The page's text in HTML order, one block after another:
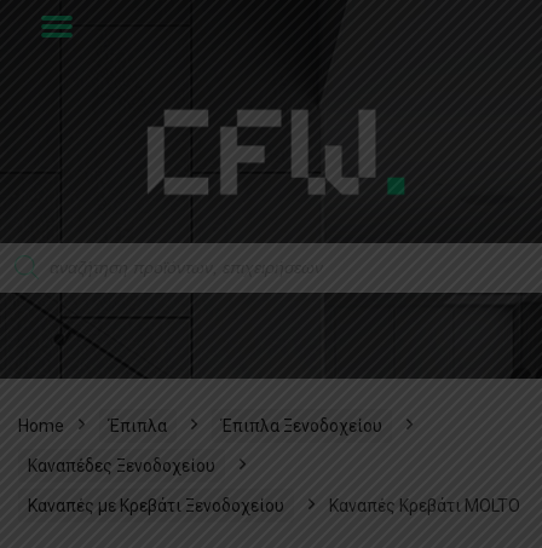
Home Έπιπλα Έπιπλα Ξενοδοχείου
Καναπέδες Ξενοδοχείου
Καναπές με Kρεβάτι Ξενοδοχείου Καναπές Κρεβάτι MOLTO